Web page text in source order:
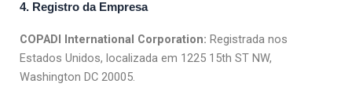
4. Registro da Empresa
COPADI International Corporation: Registrada nos
Estados Unidos, localizada em 1225 15th ST NW,
Washington DC 20005.